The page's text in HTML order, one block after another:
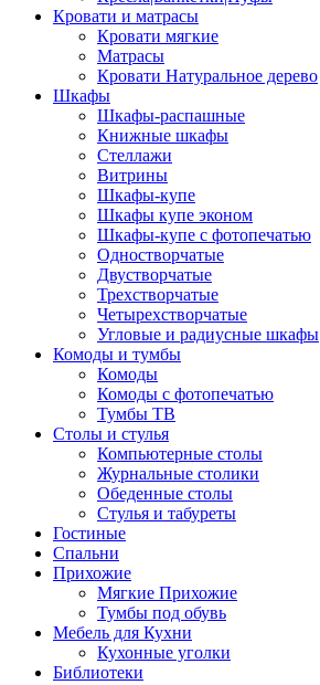
Кровати и матрасы
Кровати мягкие
Матрасы
Кровати Натуральное дерево
Шкафы
Шкафы-распашные
Книжные шкафы
Стеллажи
Витрины
Шкафы-купе
Шкафы купе эконом
Шкафы-купе с фотопечатью
Одностворчатые
Двустворчатые
Трехстворчатые
Четырехстворчатые
Угловые и радиусные шкафы
Комоды и тумбы
Комоды
Комоды с фотопечатью
Тумбы ТВ
Столы и стулья
Компьютерные столы
Журнальные столики
Обеденные столы
Стулья и табуреты
Гостиные
Спальни
Прихожие
Мягкие Прихожие
Тумбы под обувь
Мебель для Кухни
Кухонные уголки
Библиотеки